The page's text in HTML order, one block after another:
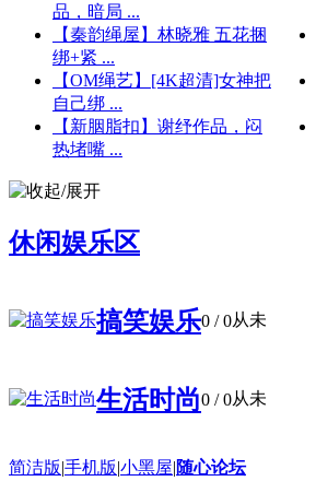
品，暗局 ...
【秦韵绳屋】林晓雅 五花捆
绑+紧 ...
【OM绳艺】[4K超清]女神把
自己绑 ...
【新胭脂扣】谢纾作品，闷
热堵嘴 ...
休闲娱乐区
搞笑娱乐0 / 0从未
生活时尚0 / 0从未
简洁版|手机版|小黑屋|随心论坛